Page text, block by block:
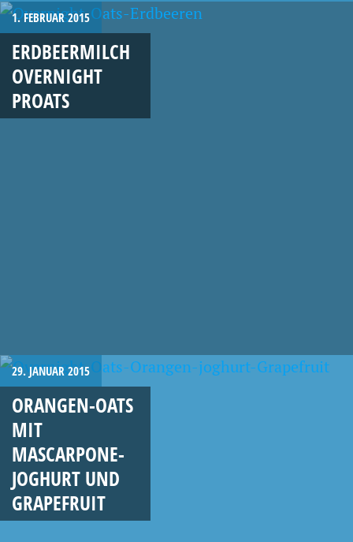
1. FEBRUAR 2015
ERDBEERMILCH
OVERNIGHT
PROATS
29. JANUAR 2015
ORANGEN-OATS
MIT
MASCARPONE-
JOGHURT UND
GRAPEFRUIT